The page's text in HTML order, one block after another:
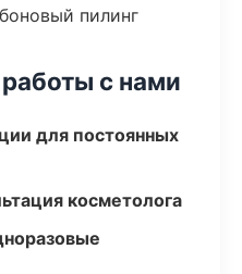
пилинг
с нами
для постоянных
косметолога